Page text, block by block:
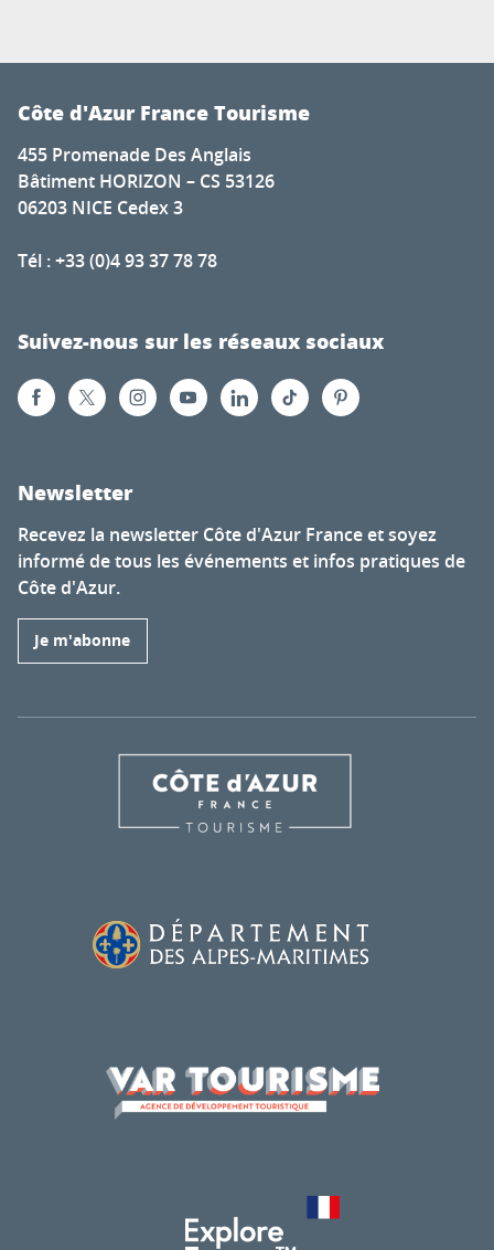
Côte d'Azur France Tourisme
455 Promenade Des Anglais
Bâtiment HORIZON – CS 53126
06203 NICE Cedex 3
Tél : +33 (0)4 93 37 78 78
Suivez-nous sur les réseaux sociaux
Newsletter
Recevez la newsletter Côte d'Azur France et soyez
informé de tous les événements et infos pratiques de
Côte d'Azur.
Je m'abonne